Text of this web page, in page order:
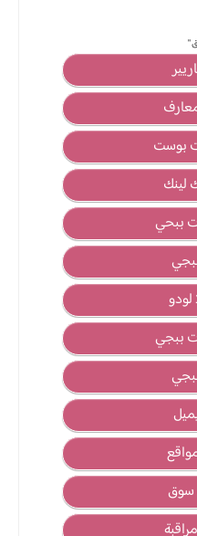
بوست
لينك
ببحي
ببجي
سوق
"